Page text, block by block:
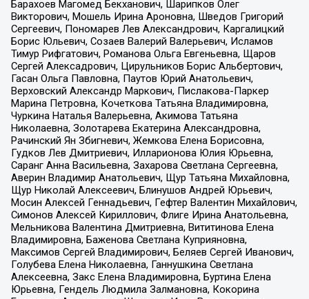
Барахоев Магомед Бекханович, Шарипков Олег
Викторович, Мошель Ирина Ароновна, Шведов Григорий
Сергеевич, Пономарев Лев Александрович, Каргалицкий
Борис Юльевич, Созаев Валерий Валерьевич, Исламов
Тимур Рифгатович, Романова Ольга Евгеньевна, Щаров
Сергей Алексадрович, Цирульников Борис Альбертович,
Гасан Ольга Павловна, Паутов Юрий Анатольевич,
Верховский Александр Маркович, Пислакова-Паркер
Марина Петровна, Кочеткова Татьяна Владимировна,
Чуркина Наталья Валерьевна, Акимова Татьяна
Николаевна, Золотарева Екатерина Александровна,
Рачинский Ян Збигневич, Жемкова Елена Борисовна,
Гудков Лев Дмитриевич, Илларионова Юлия Юрьевна,
Саранг Анна Васильевна, Захарова Светлана Сергеевна,
Аверин Владимир Анатольевич, Щур Татьяна Михайловна,
Щур Николай Алексеевич, Блинушов Андрей Юрьевич,
Мосин Алексей Геннадьевич, Гефтер Валентин Михайлович,
Симонов Алексей Кириллович, Флиге Ирина Анатольевна,
Мельникова Валентина Дмитриевна, Вититинова Елена
Владимировна, Баженова Светлана Куприяновна,
Максимов Сергей Владимирович, Беляев Сергей Иванович,
Голубева Елена Николаевна, Ганнушкина Светлана
Алексеевна, Закс Елена Владимировна, Буртина Елена
Юрьевна, Гендель Людмила Залмановна, Кокорина